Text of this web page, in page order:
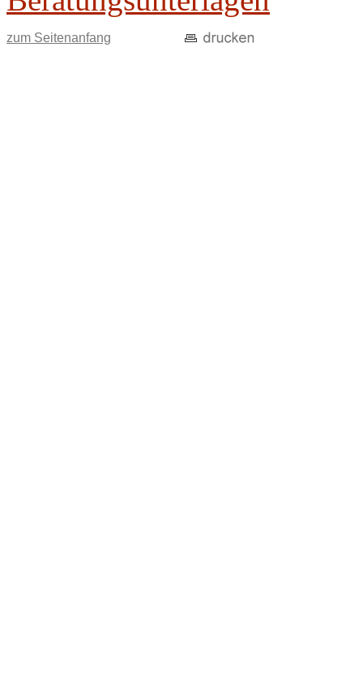
zum Seitenanfang